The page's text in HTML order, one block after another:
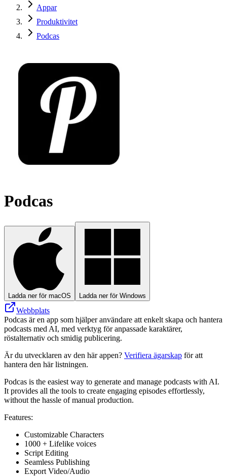
Appar
Produktivitet
Podcas
Podcas
Ladda ner för macOS Ladda ner för Windows
Webbplats
Podcas är en app som hjälper användare att enkelt skapa och hantera
podcasts med AI, med verktyg för anpassade karaktärer,
röstalternativ och smidig publicering.
Är du utvecklaren av den här appen? Verifiera ägarskap för att
hantera den här listningen.
Podcas is the easiest way to generate and manage podcasts with AI.
It provides all the tools to create engaging episodes effortlessly,
without the hassle of manual production.
Features:
Customizable Characters
1000 + Lifelike voices
Script Editing
Seamless Publishing
Export Video/Audio